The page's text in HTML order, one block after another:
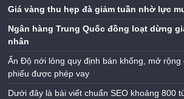
Giá vàng thu hẹp đà giảm tuần nhờ lực
Ngân hàng Trung Quốc đồng loạt dừng
nhân
Ấn Độ nới lỏng quy định bán khống, mở rộng
phiếu được phép vay
Dưới đây là bài viết chuẩn SEO khoảng 800